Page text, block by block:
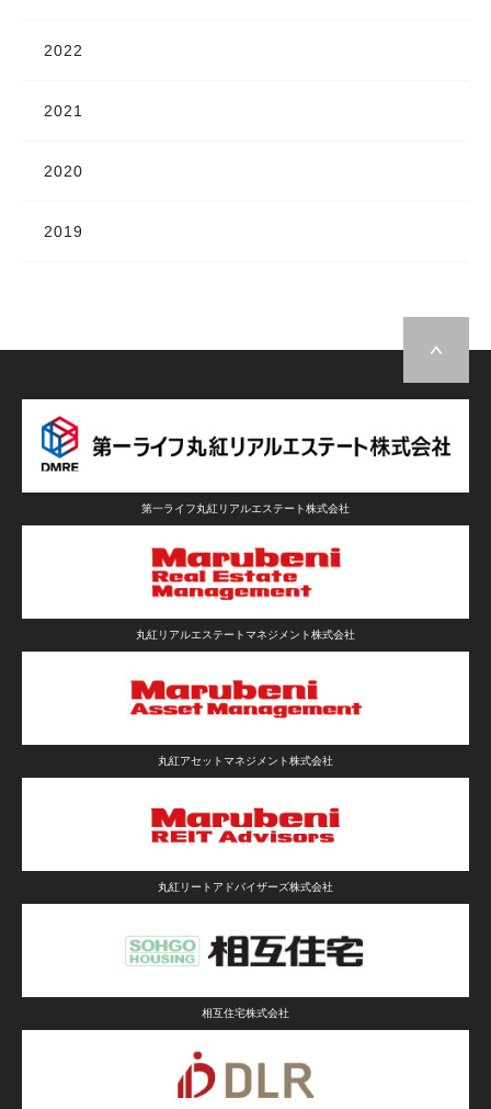
2022
2021
2020
2019
第一ライフ丸紅リアルエステート株式会社
丸紅リアルエステートマネジメント株式会社
丸紅アセットマネジメント株式会社
丸紅リートアドバイザーズ株式会社
相互住宅株式会社